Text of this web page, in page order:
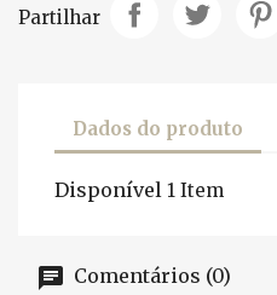
Partilhar
Dados do produto
Disponível 1 Item
Comentários (0)